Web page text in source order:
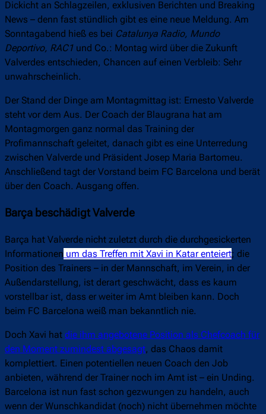
Dickicht an Schlagzeilen, exklusiven Berichten und Breaking
News – denn fast stündlich gibt es eine neue Meldung. Am
Sonntagabend hieß es bei Catalunya Radio, Mundo
Deportivo, RAC1 und Co.: Montag wird über die Zukunft
Valverdes entschieden, Chancen auf einen Verbleib: Sehr
unwahrscheinlich.
Der Stand der Dinge am Montagmittag ist: Ernesto Valverde
steht vor dem Aus. Der Coach der Blaugrana hat am
Montagmorgen ganz normal das Training der
Profimannschaft geleitet, danach gibt es eine Unterredung
zwischen Valverde und Präsident Josep Maria Bartomeu.
Anschließend tagt der Vorstand beim FC Barcelona und berät
über den Coach. Ausgang offen.
Barça beschädigt Valverde
Barça hat Valverde nicht zuletzt durch die durchgesickerten
Informationen um das Treffen mit Xavi in Katar enteiert; die
Position des Trainers – in der Mannschaft, im Verein, in der
Außendarstellung, ist derart geschwächt, dass es kaum
vorstellbar ist, dass er weiter im Amt bleiben kann. Doch
beim FC Barcelona weiß man bekanntlich nie.
Doch Xavi hat die ihm angebotene Position als Chefcoach für
den Moment zumindest abgesagt, das Chaos damit
komplettiert. Einen potentiellen neuen Coach den Job
anbieten, während der Trainer noch im Amt ist – ein Unding.
Barcelona ist nun fast schon gezwungen zu handeln, auch
wenn der Wunschkandidat (noch) nicht übernehmen möchte